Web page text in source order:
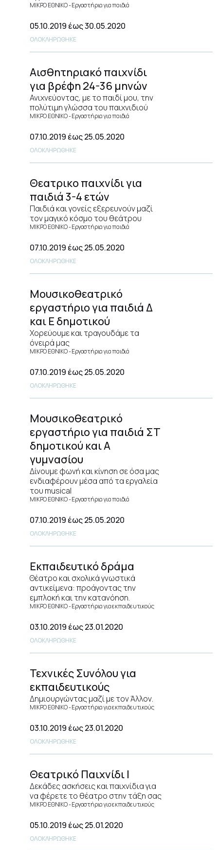
05.10.2019 έως 30.05.2020
ΟΛΟΚΛΗΡΩΘΗΚΕ
ΜΙΚΡΟ ΕΘΝΙΚΟ Εργαστήρια για παιδιά
07.10.2019 έως 25.05.2020
ΟΛΟΚΛΗΡΩΘΗΚΕ
Αισθητηριακό παιχνίδι
για βρέφη 24-36 μηνών
Ανιχνεύοντας, με το παιδί μου, την
πολύτιμη γλώσσα του παιχνιδιού
ΜΙΚΡΟ ΕΘΝΙΚΟ Εργαστήρια για παιδιά
07.10.2019 έως 25.05.2020
ΟΛΟΚΛΗΡΩΘΗΚΕ
Θεατρικο παιχνίδι για
παιδιά 3-4 ετών
Παιδιά και γονείς εξερευνούν μαζί
τον μαγικό κόσμο του θεάτρου
ΜΙΚΡΟ ΕΘΝΙΚΟ Εργαστήρια για παιδιά
07.10.2019 έως 25.05.2020
ΟΛΟΚΛΗΡΩΘΗΚΕ
Μουσικοθεατρικό
εργαστήριο για παιδιά Δ
και Ε δημοτικού
Χορεύουμε και τραγουδάμε τα
όνειρά μας
ΜΙΚΡΟ ΕΘΝΙΚΟ Εργαστήρια για παιδιά
07.10.2019 έως 25.05.2020
ΟΛΟΚΛΗΡΩΘΗΚΕ
Μουσικοθεατρικό
εργαστήριο για παιδιά ΣΤ
δημοτικού και Α
γυμνασίου
Δίνουμε φωνή και κίνηση σε όσα μας
ενδιαφέρουν μέσα από τα εργαλεία
του musical
ΜΙΚΡΟ ΕΘΝΙΚΟ Εργαστήρια για παιδιά
03.10.2019 έως 23.01.2020
ΟΛΟΚΛΗΡΩΘΗΚΕ
Εκπαιδευτικό δράμα
Θέατρο και σχολικά γνωστικά
αντικείμενα: προάγοντας την
εμπλοκή και την κατανόηση.
ΜΙΚΡΟ ΕΘΝΙΚΟ Εργαστήρια για εκπαιδευτικούς
03.10.2019 έως 23.01.2020
ΟΛΟΚΛΗΡΩΘΗΚΕ
Τεχνικές Συνόλου για
εκπαιδευτικούς
Δημιουργώντας μαζί με τον Άλλον.
ΜΙΚΡΟ ΕΘΝΙΚΟ Εργαστήρια για εκπαιδευτικούς
05.10.2019 έως 25.01.2020
ΟΛΟΚΛΗΡΩΘΗΚΕ
Θεατρικό Παιχνίδι I
Δεκάδες ασκήσεις και παιχνίδια για
να φέρετε το θέατρο στην τάξη σας
ΜΙΚΡΟ ΕΘΝΙΚΟ Εργαστήρια για εκπαιδευτικούς